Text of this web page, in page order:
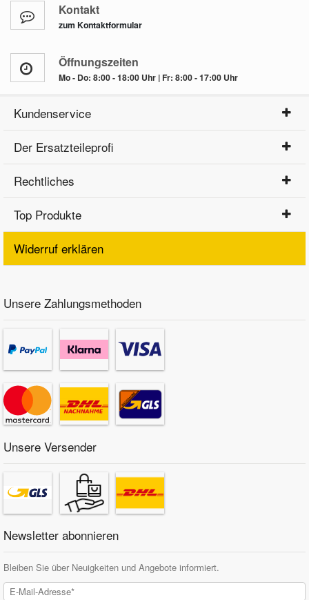
Kontakt
zum Kontaktformular
Öffnungszeiten
Mo - Do: 8:00 - 18:00 Uhr | Fr: 8:00 - 17:00 Uhr
Kundenservice
Der Ersatzteileprofi
Rechtliches
Top Produkte
Widerruf erklären
Unsere Zahlungsmethoden
Unsere Versender
Newsletter abonnieren
Bleiben Sie über Neuigkeiten und Angebote informiert.